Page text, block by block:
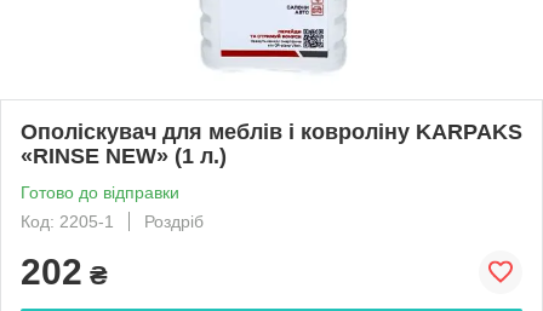
Ополіскувач для меблів і ковроліну KARPAKS
«RINSE NEW» (1 л.)
Готово до відправки
Код: 2205-1
Роздріб
202 ₴